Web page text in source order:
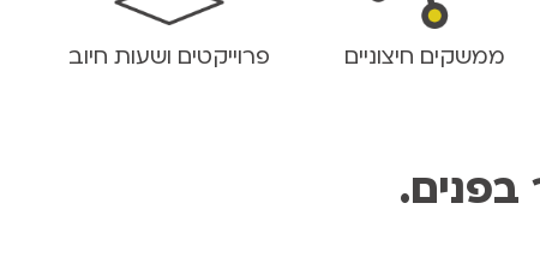
ממשקים חיצוניים פרוייקטים ושעות חיוב